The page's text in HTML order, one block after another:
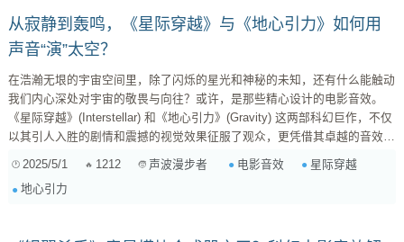
从寂静到轰鸣，《星际穿越》与《地心引力》如何用
声音“演”太空？
在浩瀚无垠的宇宙空间里，除了闪烁的星光和神秘的未知，还有什么能触动
我们内心深处对宇宙的敬畏与向往？或许，是那些精心设计的电影音效。
《星际穿越》(Interstellar) 和《地心引力》(Gravity) 这两部科幻巨作，不仅
以其引人入胜的剧情和震撼的视觉效果征服了观众，更凭借其卓越的音效设
着迷的影迷，今天我想和大家深入聊聊这两部影片在音效上的异同，以及它
们是如何利用声音来营造太空氛围、刻画人物情感的。 一、太空：寂静并
2025/5/1 1212 声波漫步者 电影音效
星际穿越
地心引力